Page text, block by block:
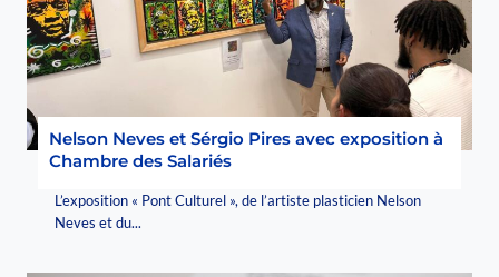
Nelson Neves et Sérgio Pires avec exposition à
Chambre des Salariés
L’exposition « Pont Culturel », de l’artiste plasticien Nelson
Neves et du...